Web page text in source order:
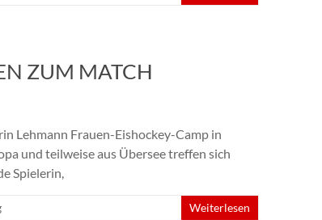
ZUM MATCH
Lehmann Frauen-Eishockey-Camp in
und teilweise aus Übersee treffen sich
Spielerin,
Weiterlesen